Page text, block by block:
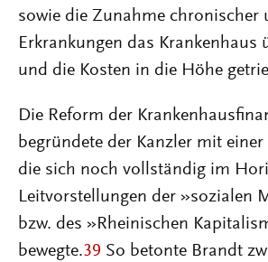
sowie die Zunahme chronischer
Erkrankungen das Krankenhaus
und die Kosten in die Höhe
Die Reform der
begründete der Kanzler mit
die sich noch vollständig im
Leitvorstellungen der »sozialen
bzw. des »Rheinischen
bewegte.39 So betonte Brandt